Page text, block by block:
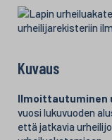
Kuvaus
Ilmoittautuminen
vuosi lukuvuoden
että jatkavia